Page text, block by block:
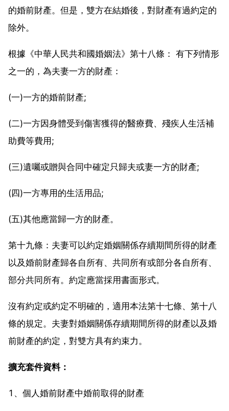
的婚前財產。但是，雙方在結婚後，對財產有過約定的
除外。
根據《中華人民共和國婚姻法》第十八條： 有下列情形
之一的，為夫妻一方的財產：
(一)一方的婚前財產;
(二)一方因身體受到傷害獲得的醫療費、殘疾人生活補
助費等費用;
(三)遺囑或贈與合同中確定只歸夫或妻一方的財產;
(四)一方專用的生活用品;
(五)其他應當歸一方的財產。
第十九條：夫妻可以約定婚姻關係存續期間所得的財產
以及婚前財產歸各自所有、共同所有或部分各自所有、
部分共同所有。約定應當採用書面形式。
沒有約定或約定不明確的，適用本法第十七條、第十八
條的規定。夫妻對婚姻關係存續期間所得的財產以及婚
前財產的約定，對雙方具有約束力。
擴充套件資料：
1、個人婚前財產中婚前取得的財產